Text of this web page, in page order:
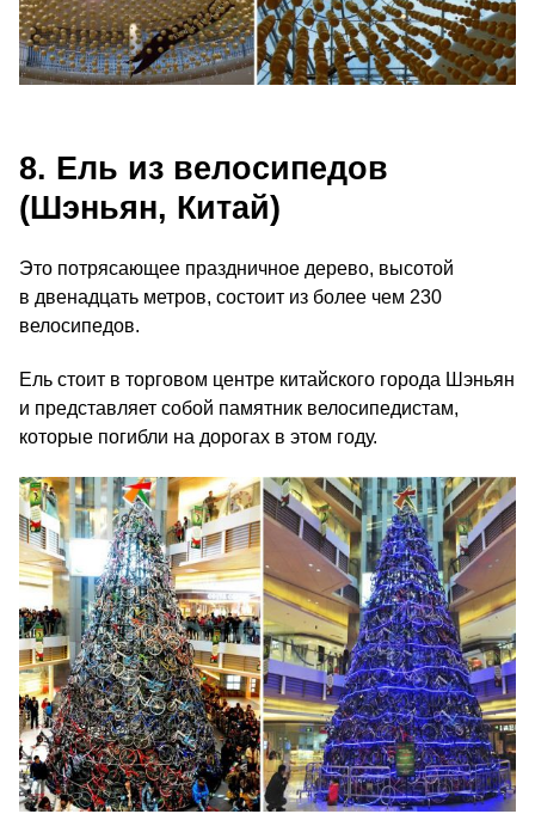
8. Ель из велосипедов
(Шэньян, Китай)
Это потрясающее праздничное дерево, высотой
в двенадцать метров, состоит из более чем 230
велосипедов.
Ель стоит в торговом центре китайского города Шэньян
и представляет собой памятник велосипедистам,
которые погибли на дорогах в этом году.